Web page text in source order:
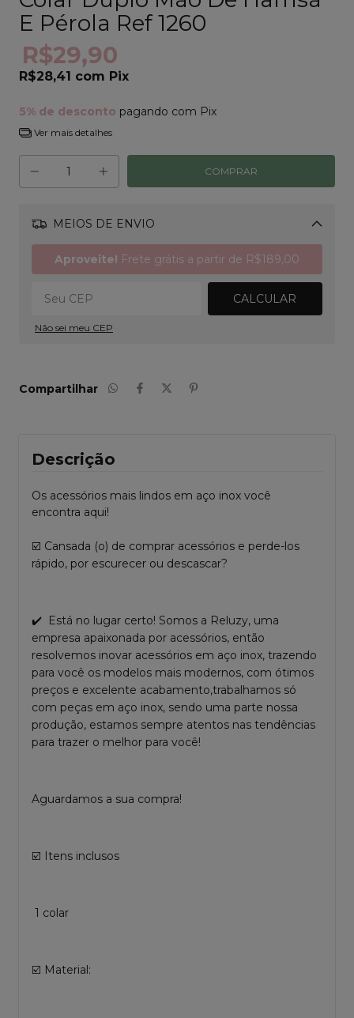
E Pérola Ref 1260
R$29,90
R$28,41 com Pix
5% de desconto pagando com Pix
Ver mais detalhes
MEIOS DE ENVIO
Aproveite! Frete grátis a partir de R$189,00
CALCULAR
Não sei meu CEP
Compartilhar
Descrição
Os acessórios mais lindos em aço inox você
encontra aqui!
☑️ Cansada (o) de comprar acessórios e perde-los
rápido, por escurecer ou descascar?
✔️ Está no lugar certo! Somos a Reluzy, uma
empresa apaixonada por acessórios, então
resolvemos inovar acessórios em aço inox, trazendo
para você os modelos mais modernos, com ótimos
preços e excelente acabamento,trabalhamos só
com peças em aço inox, sendo uma parte nossa
produção, estamos sempre atentos nas tendências
para trazer o melhor para você!
Aguardamos a sua compra!
☑️ Itens inclusos
1 colar
☑️ Material: